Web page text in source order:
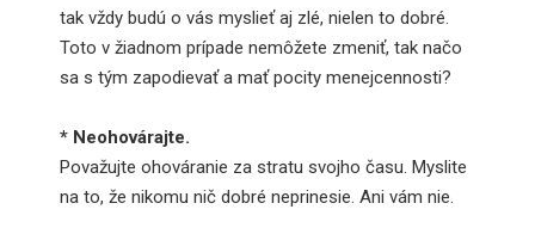
tak vždy budú o vás myslieť aj zlé, nielen to dobré.
Toto v žiadnom prípade nemôžete zmeniť, tak načo
sa s tým zapodievať a mať pocity menejcennosti?
* Neohovárajte.
Považujte ohováranie za stratu svojho času. Myslite
na to, že nikomu nič dobré neprinesie. Ani vám nie.